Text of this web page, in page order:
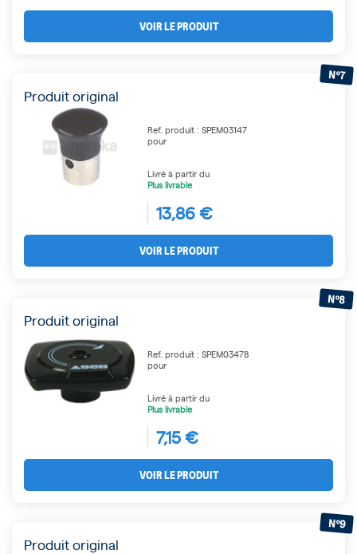
VOIR LE PRODUIT
Produit original
N°7
Ref. produit : SPEM03147
pour
Livré à partir du
Plus livrable
13,86 €
VOIR LE PRODUIT
Produit original
N°8
Ref. produit : SPEM03478
pour
Livré à partir du
Plus livrable
7,15 €
VOIR LE PRODUIT
Produit original
N°9